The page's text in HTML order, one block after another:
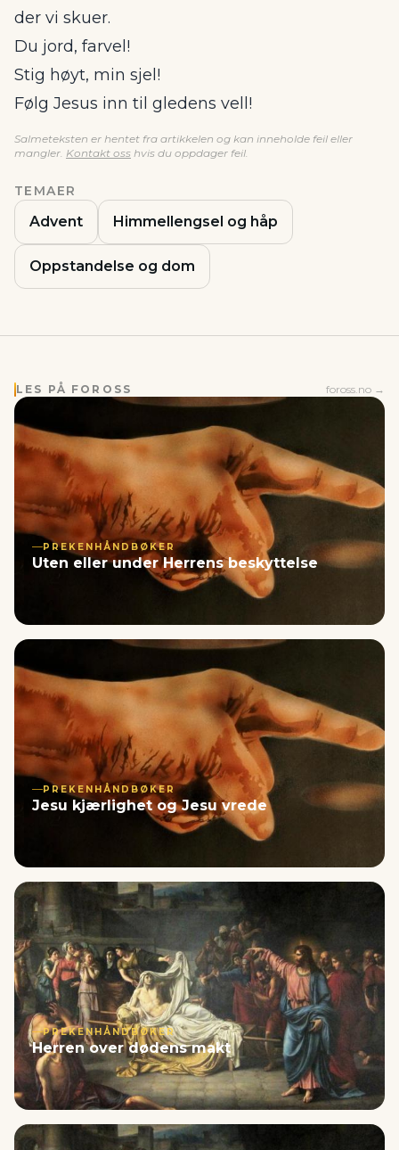
der vi skuer.
Du jord, farvel!
Stig høyt, min sjel!
Følg Jesus inn til gledens vell!
Salmeteksten er hentet fra artikkelen og kan inneholde feil eller
mangler. Kontakt oss hvis du oppdager feil.
TEMAER
Advent Himmellengsel og håp
Oppstandelse og dom
LES PÅ FOROSS foross.no →
PREKENHÅNDBØKER
Uten eller under Herrens beskyttelse
PREKENHÅNDBØKER
Jesu kjærlighet og Jesu vrede
PREKENHÅNDBØKER
Herren over dødens makt